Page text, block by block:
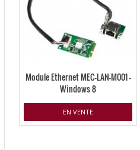
Module Ethernet MEC-LAN-M001 –
Windows 8
EN VENTE